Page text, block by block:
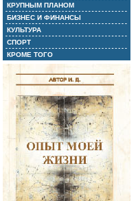
КРУПНЫМ ПЛАНОМ
БИЗНЕС И ФИНАНСЫ
КУЛЬТУРА
СПОРТ
КРОМЕ ТОГО